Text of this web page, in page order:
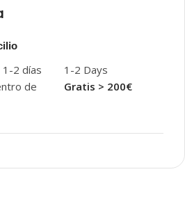
1-2 días
de
1-2 Days
Gratis > 200€